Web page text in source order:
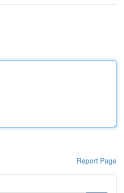
Report Page